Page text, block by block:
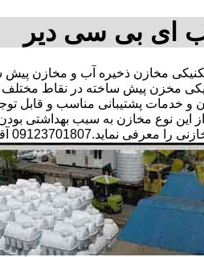
ای بی سی دیر
مخازن ذخیره آب و مخازن پیش
مخزن پیش ساخته در نقاط مختلف
زمان و خدمات پشتیبانی مناسب و
نوع مخازن به سبب بهداشتی بودن
آقای سلیمان مجردی